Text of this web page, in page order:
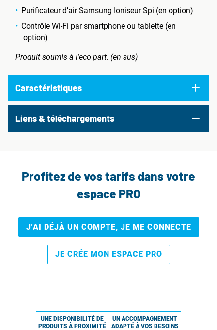
Purificateur d’air Samsung Ioniseur Spi (en option)
Contrôle Wi-Fi par smartphone ou tablette (en
option)
Produit soumis à l'eco part. (en sus)
Caractéristiques
Liens & téléchargements
Profitez de vos tarifs dans votre
espace PRO
J’AI DÉJÀ UN COMPTE, JE ME CONNECTE
JE CRÉE MON ESPACE PRO
UNE DISPONIBILITÉ DE
PRODUITS À PROXIMITÉ
UN ACCOMPAGNEMENT
ADAPTÉ À VOS BESOINS